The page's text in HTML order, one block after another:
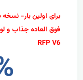
فوق العاده جذاب و
RFP V6